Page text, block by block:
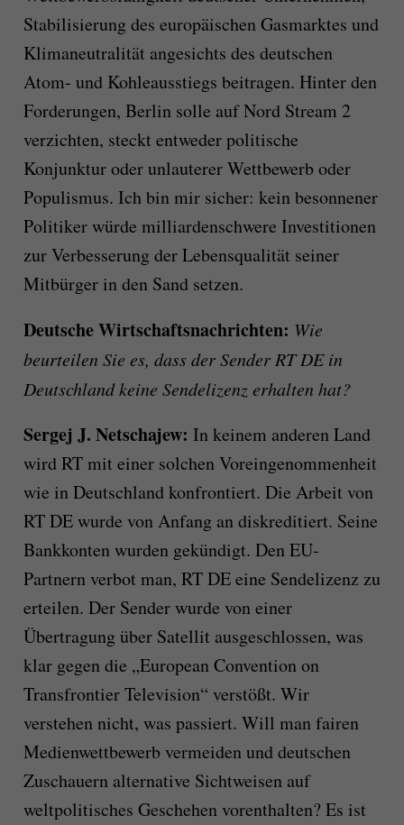
Stabilisierung des europäischen Gasmarktes und
Klimaneutralität angesichts des deutschen
Atom- und Kohleausstiegs beitragen. Hinter den
Forderungen, Berlin solle auf Nord Stream 2
verzichten, steckt entweder politische
Konjunktur oder unlauterer Wettbewerb oder
Populismus. Ich bin mir sicher: kein besonnener
Politiker würde milliardenschwere Investitionen
zur Verbesserung der Lebensqualität seiner
Mitbürger in den Sand setzen.
Deutsche Wirtschaftsnachrichten: Wie
beurteilen Sie es, dass der Sender RT DE in
Deutschland keine Sendelizenz erhalten hat?
Sergej J. Netschajew: In keinem anderen Land
wird RT mit einer solchen Voreingenommenheit
wie in Deutschland konfrontiert. Die Arbeit von
RT DE wurde von Anfang an diskreditiert. Seine
Bankkonten wurden gekündigt. Den EU-
Partnern verbot man, RT DE eine Sendelizenz zu
erteilen. Der Sender wurde von einer
Übertragung über Satellit ausgeschlossen, was
klar gegen die „European Convention on
Transfrontier Television“ verstößt. Wir
verstehen nicht, was passiert. Will man fairen
Medienwettbewerb vermeiden und deutschen
Zuschauern alternative Sichtweisen auf
weltpolitisches Geschehen vorenthalten? Es ist